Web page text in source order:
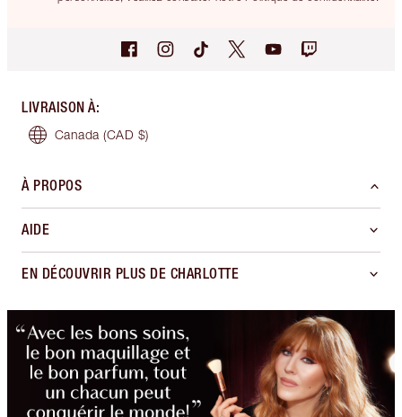
LIVRAISON À:
Canada (CAD $)
À PROPOS
AIDE
EN DÉCOUVRIR PLUS DE CHARLOTTE